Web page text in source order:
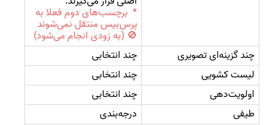
*  برچسب‌های دوم فعلا به
پرس‌بیس منتقل نمی‌شوند
🚫 (به زودی انجام می‌شود)
چند گزینه‌ای تصویری
چند انتخابی
لیست کشویی
چند انتخابی
اولویت‌دهی
چند انتخابی
طیفی
درجه‌بندی